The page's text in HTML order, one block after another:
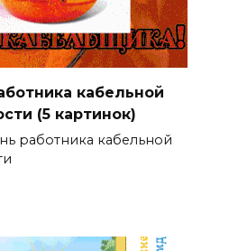
кабельной
(5 картинок)
работника кабельной